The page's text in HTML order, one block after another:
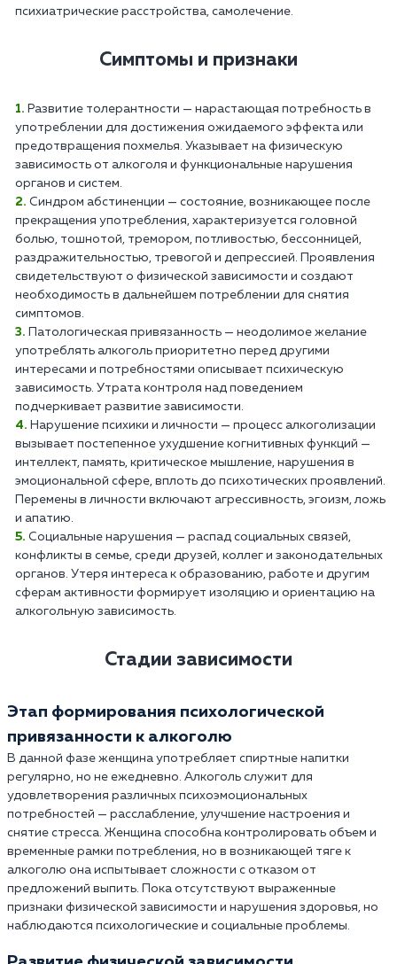
психиатрические расстройства, самолечение.
Симптомы и признаки
Развитие толерантности — нарастающая потребность в
употреблении для достижения ожидаемого эффекта или
предотвращения похмелья. Указывает на физическую
зависимость от алкоголя и функциональные нарушения
органов и систем.
Синдром абстиненции — состояние, возникающее после
прекращения употребления, характеризуется головной
болью, тошнотой, тремором, потливостью, бессонницей,
раздражительностью, тревогой и депрессией. Проявления
свидетельствуют о физической зависимости и создают
необходимость в дальнейшем потреблении для снятия
симптомов.
Патологическая привязанность — неодолимое желание
употреблять алкоголь приоритетно перед другими
интересами и потребностями описывает психическую
зависимость. Утрата контроля над поведением
подчеркивает развитие зависимости.
Нарушение психики и личности — процесс алкоголизации
вызывает постепенное ухудшение когнитивных функций —
интеллект, память, критическое мышление, нарушения в
эмоциональной сфере, вплоть до психотических проявлений.
Перемены в личности включают агрессивность, эгоизм, ложь
и апатию.
Социальные нарушения — распад социальных связей,
конфликты в семье, среди друзей, коллег и законодательных
органов. Утеря интереса к образованию, работе и другим
сферам активности формирует изоляцию и ориентацию на
алкогольную зависимость.
Стадии зависимости
Этап формирования психологической
привязанности к алкоголю
В данной фазе женщина употребляет спиртные напитки
регулярно, но не ежедневно. Алкоголь служит для
удовлетворения различных психоэмоциональных
потребностей — расслабление, улучшение настроения и
снятие стресса. Женщина способна контролировать объем и
временные рамки потребления, но в возникающей тяге к
алкоголю она испытывает сложности с отказом от
предложений выпить. Пока отсутствуют выраженные
признаки физической зависимости и нарушения здоровья, но
наблюдаются психологические и социальные проблемы.